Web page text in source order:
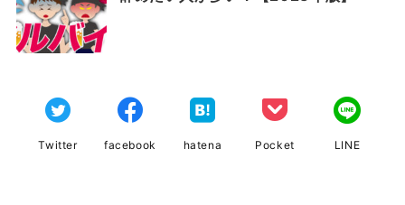
Twitter facebook hatena Pocket LINE